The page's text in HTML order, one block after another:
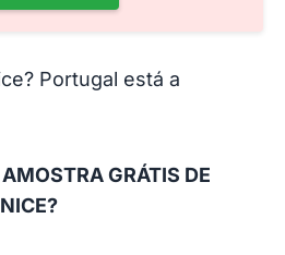
Portugal está a
GRÁTIS DE